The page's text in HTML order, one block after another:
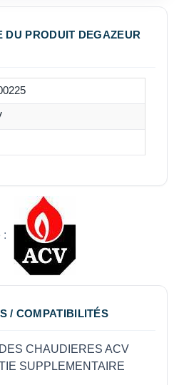
DU PRODUIT DEGAZEUR
:
/ COMPATIBILITÉS
CHAUDIERES ACV
SUPPLEMENTAIRE